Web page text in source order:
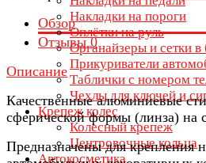
Накладки на пороги
Оплётки на руль
Органайзеры и сетки в
Прикуриватели
Таблички с номером
Чехлы для ключей и
Крепеж колес
Колесный крепеж
Центровочные кольца
Автокосметика
Обзор
Отзывы0
Описание
Качественные алюминиевые
сферической формы (линза) на
Предназначены для крепления